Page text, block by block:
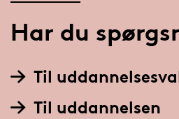
Har du
Til
Til uddannelsen